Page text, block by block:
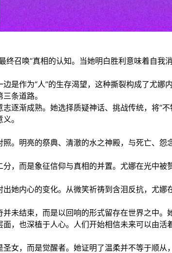
终召唤”真相的认知。当她明白胜利意味着自我
是作为“人”的生存渴望，这种撕裂构成了尤娜
条道路。
逐渐成熟。她选择质疑神话、挑战传统，将“
。
。明亮的祭典、清澈的水之神殿，与死亡、
，而是象征信仰与真相的并置。尤娜在光中
她内心的变化。从微笑祈祷到含泪反抗，尤娜
未结束，而是以回响的形式留存在世界之中。
，也深植于人心。人们开始相信未来可以由
女，而是觉醒者。她证明了温柔并不等于顺从，